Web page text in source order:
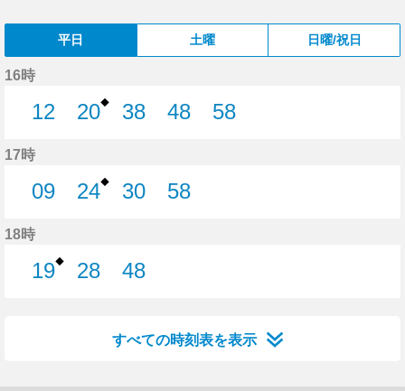
平日 土曜 日曜/祝日
16時
12
20◆
38
48
58
17時
09
24◆
30
58
18時
19◆
28
48
すべての時刻表を表示